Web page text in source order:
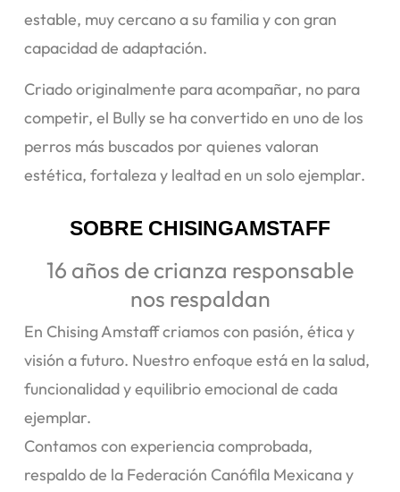
estable, muy cercano a su familia y con gran
capacidad de adaptación.
Criado originalmente para acompañar, no para
competir, el Bully se ha convertido en uno de los
perros más buscados por quienes valoran
estética, fortaleza y lealtad en un solo ejemplar.
SOBRE CHISINGAMSTAFF
16 años de crianza responsable
nos respaldan
En Chising Amstaff criamos con pasión, ética y
visión a futuro. Nuestro enfoque está en la salud,
funcionalidad y equilibrio emocional de cada
ejemplar.
Contamos con experiencia comprobada,
respaldo de la Federación Canófila Mexicana y